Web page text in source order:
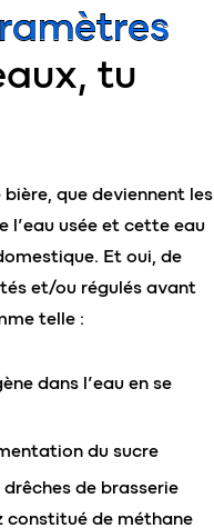
tu
que deviennent les
l’eau usée et cette eau
Et oui, de
et/ou régulés avant
telle :
dans l’eau en se
du sucre
de brasserie
constitué de méthane